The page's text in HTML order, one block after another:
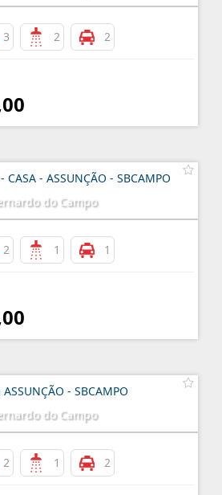
3 2 2
CASA - ASSUNÇÃO - SBCAMPO
do Campo
2 1 1
- SBCAMPO
do Campo
2 1 2